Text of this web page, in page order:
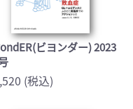
ビヨンダー) 2023
(税込)